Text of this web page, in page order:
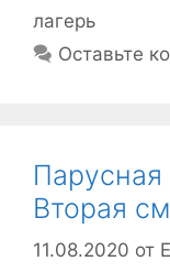
лагерь
Оставьте
Вторая
11.08.2020 от